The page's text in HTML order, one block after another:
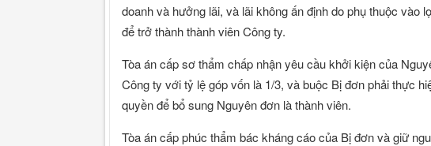
doanh và hưởng lãi, và lãi không ấn định do phụ thuộc vào
để trở thành thành viên Công ty.
Tòa án cấp sơ thẩm chấp nhận yêu cầu khởi kiện của
Công ty với tỷ lệ góp vốn là 1/3, và buộc Bị đơn phải thực
quyền để bổ sung Nguyên đơn là thành viên.
Tòa án cấp phúc thẩm bác kháng cáo của Bị đơn và giữ